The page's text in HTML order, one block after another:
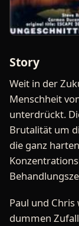
Story
Weit in der
Menschheit
unterdrückt.
Brutalität um
die ganz
Paul und
dummen